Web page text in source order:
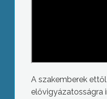
A szakemberek
elővigyázatosságra